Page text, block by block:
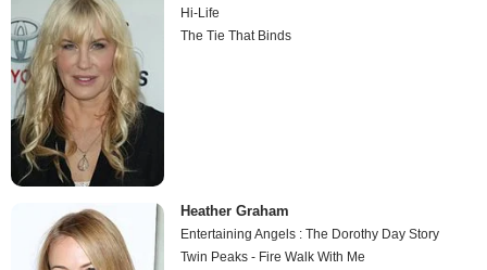
Hi-Life
The Tie That Binds
Heather Graham
Entertaining Angels : The Dorothy Day Story
Twin Peaks - Fire Walk With Me